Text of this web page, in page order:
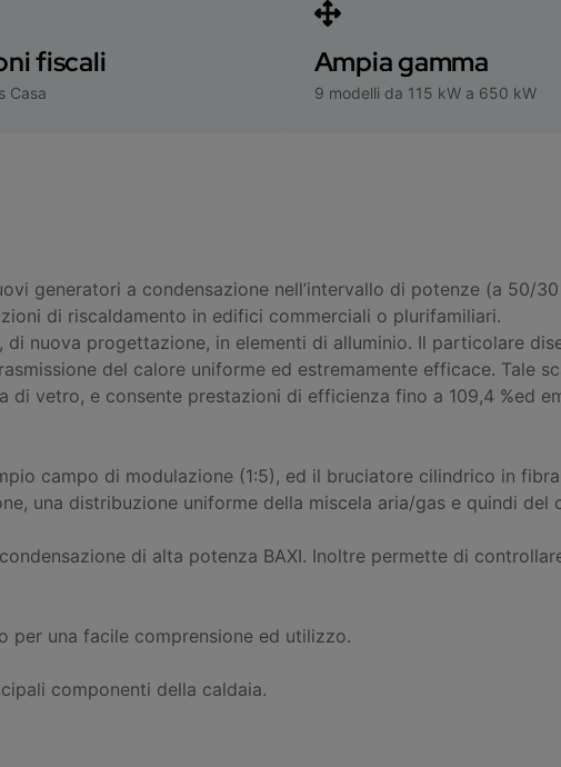
fiscali
Casa
Ampia gamma
9 modelli da 115 kW a 650 kW
generatori a condensazione nell’intervallo di potenze (a 50/
di riscaldamento in edifici commerciali o plurifamiliari.
nuova progettazione, in elementi di alluminio. Il particolare
del calore uniforme ed estremamente efficace. Tale
vetro, e consente prestazioni di efficienza fino a 109,4 %ed
campo di modulazione (1:5), ed il bruciatore cilindrico in fibra
una distribuzione uniforme della miscela aria/gas e quindi del
di alta potenza BAXI. Inoltre permette di
una facile comprensione ed utilizzo.
componenti della caldaia.